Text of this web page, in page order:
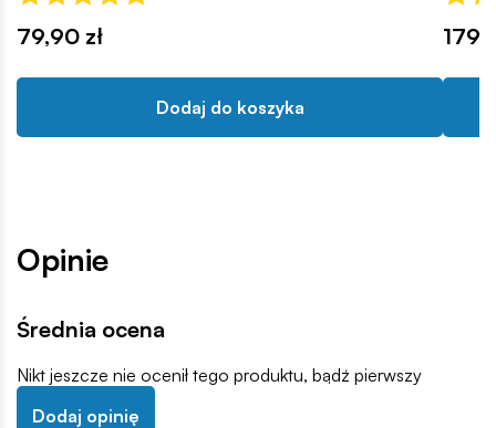
79,90 zł
Dodaj do koszyka
Opinie
Średnia ocena
Nikt jeszcze nie ocenił tego produktu, bądź pierwszy
Dodaj opinię